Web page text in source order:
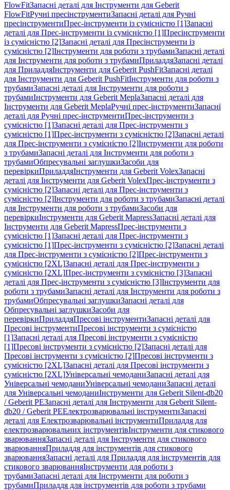
FlowFitЗапасні деталі для Інструменти для Geberit
FlowFitРучні пресінструментиЗапасні деталі для Ручні
пресінструментиПрес-інструменти із сумісністю [1]Запасні
деталі для Прес-інструменти із сумісністю [1]Пресінструменти
із сумісністю [2]Запасні деталі для Пресінструменти із
сумісністю [2]Інструменти для роботи з трубамиЗапасні деталі
для Інструменти для роботи з трубамиПриладдяЗапасні деталі
для ПриладдяІнструменти для Geberit PushFitЗапасні деталі
для Інструменти для Geberit PushFitІнструменти для роботи з
трубамиЗапасні деталі для Інструменти для роботи з
трубамиІнструменти для Geberit MeplaЗапасні деталі для
Інструменти для Geberit MeplaРучні прес-інструментиЗапасні
деталі для Ручні прес-інструментиПрес-інструменти з
сумісністю [1]Запасні деталі для Прес-інструменти з
сумісністю [1]Прес-інструменти з сумісністю [2]Запасні деталі
для Прес-інструменти з сумісністю [2]Інструменти для роботи
з трубамиЗапасні деталі для Інструменти для роботи з
трубамиОбпресувальні заглушкиЗасоби для
перевіркиПриладдяІнструменти для Geberit VolexЗапасні
деталі для Інструменти для Geberit VolexПрес-інструменти з
сумісністю [2]Запасні деталі для Прес-інструменти з
сумісністю [2]Інструменти для роботи з трубамиЗапасні деталі
для Інструменти для роботи з трубамиЗасоби для
перевіркиІнструменти для Geberit MapressЗапасні деталі для
Інструменти для Geberit MapressПрес-інструменти з
сумісністю [1]Запасні деталі для Прес-інструменти з
сумісністю [1]Прес-інструменти з сумісністю [2]Запасні деталі
для Прес-інструменти з сумісністю [2]Прес-інструменти з
сумісністю [2XL]Запасні деталі для Прес-інструменти з
сумісністю [2XL]Прес-інструменти з сумісністю [3]Запасні
деталі для Прес-інструменти з сумісністю [3]Інструменти для
роботи з трубамиЗапасні деталі для Інструменти для роботи з
трубамиОбпресувальні заглушкиЗапасні деталі для
Обпресувальні заглушкиЗасоби для
перевіркиПриладдяПресові інструментиЗапасні деталі для
Пресові інструментиПресові інструменти з сумісністю
[1]Запасні деталі для Пресові інструменти з сумісністю
[1]Пресові інструменти з сумісністю [2]Запасні деталі для
Пресові інструменти з сумісністю [2]Пресові інструменти з
сумісністю [2XL]Запасні деталі для Пресові інструменти з
сумісністю [2XL]Універсальні чемоданиЗапасні деталі для
Універсальні чемоданиУніверсальні чемоданиЗапасні деталі
для Універсальні чемоданиІнструменти для Geberit Silent-db20
/ Geberit PEЗапасні деталі для Інструменти для Geberit Silent-
db20 / Geberit PEЕлектрозварювальні інструментиЗапасні
деталі для Електрозварювальні інструментиПриладдя для
електрозварювальних інструментівІнструменти для стикового
зварюванняЗапасні деталі для Інструменти для стикового
зварюванняПриладдя для інструментів для стикового
зварюванняЗапасні деталі для Приладдя для інструментів для
стикового зварюванняІнструменти для роботи з
трубамиЗапасні деталі для Інструменти для роботи з
трубамиПриладдя для інструментів для роботи з трубами